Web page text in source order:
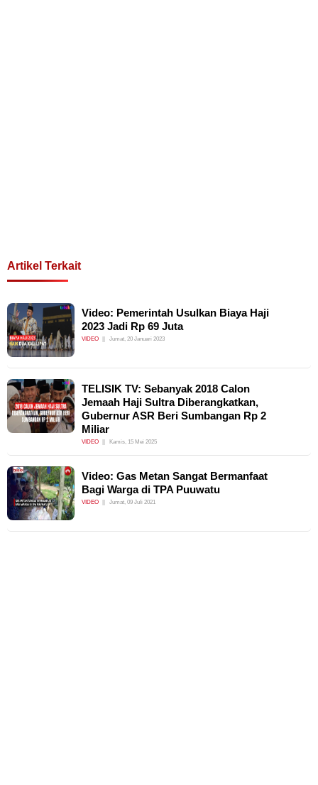
Artikel Terkait
Video: Pemerintah Usulkan Biaya Haji
2023 Jadi Rp 69 Juta
VIDEO Jumat, 20 Januari 2023
TELISIK TV: Sebanyak 2018 Calon
Jemaah Haji Sultra Diberangkatkan,
Gubernur ASR Beri Sumbangan Rp 2
Miliar
VIDEO Kamis, 15 Mei 2025
Video: Gas Metan Sangat Bermanfaat
Bagi Warga di TPA Puuwatu
VIDEO Jumat, 09 Juli 2021